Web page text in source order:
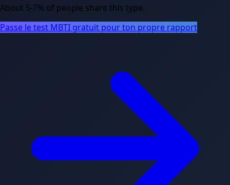
About 5-7% of people share this type.
Passe le test MBTI gratuit pour ton propre rapport